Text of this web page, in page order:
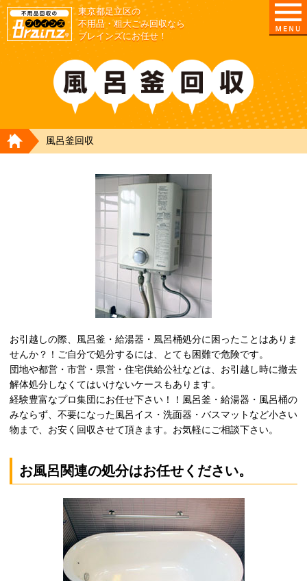
東京都足立区の
不用品・粗大ごみ回収なら
ブレインズにお任せ！
HOME
風呂釜回収
お引越しの際、風呂釜・給湯器・風呂桶処分に困ったことはありま
せんか？！ご自分で処分するには、とても困難で危険です。
団地や都営・市営・県営・住宅供給公社などは、お引越し時に撤去
解体処分しなくてはいけないケースもあります。
経験豊富なプロ集団にお任せ下さい！！風呂釜・給湯器・風呂桶の
みならず、不要になった風呂イス・洗面器・バスマットなど小さい
物まで、お安く回収させて頂きます。お気軽にご相談下さい。
お風呂関連の処分はお任せください。